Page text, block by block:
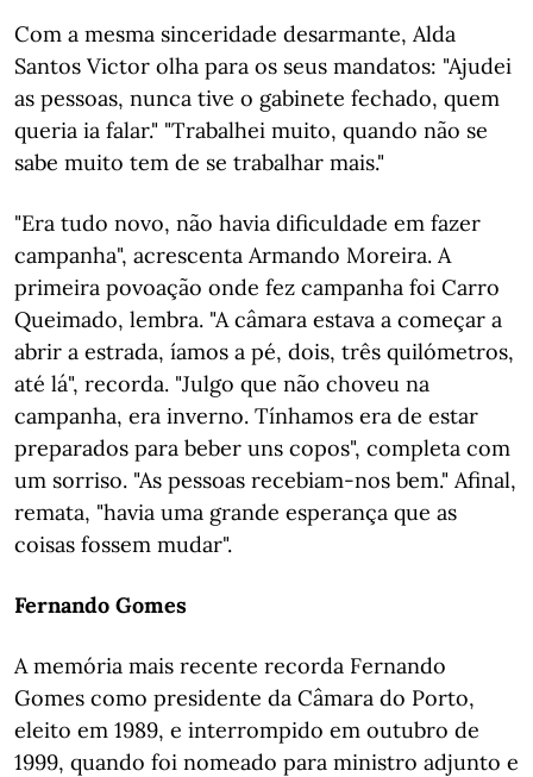
Com a mesma sinceridade desarmante, Alda
Santos Victor olha para os seus mandatos: "Ajudei
as pessoas, nunca tive o gabinete fechado, quem
queria ia falar." "Trabalhei muito, quando não se
sabe muito tem de se trabalhar mais."
"Era tudo novo, não havia dificuldade em fazer
campanha", acrescenta Armando Moreira. A
primeira povoação onde fez campanha foi Carro
Queimado, lembra. "A câmara estava a começar a
abrir a estrada, íamos a pé, dois, três quilómetros,
até lá", recorda. "Julgo que não choveu na
campanha, era inverno. Tínhamos era de estar
preparados para beber uns copos", completa com
um sorriso. "As pessoas recebiam-nos bem." Afinal,
remata, "havia uma grande esperança que as
coisas fossem mudar".
Fernando Gomes
A memória mais recente recorda Fernando
Gomes como presidente da Câmara do Porto,
eleito em 1989, e interrompido em outubro de
1999, quando foi nomeado para ministro adjunto e